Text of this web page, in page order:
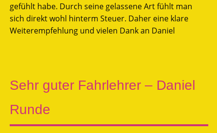
gefühlt habe. Durch seine gelassene Art fühlt man
sich direkt wohl hinterm Steuer. Daher eine klare
Weiterempfehlung und vielen Dank an Daniel
Sehr guter Fahrlehrer – Daniel
Runde